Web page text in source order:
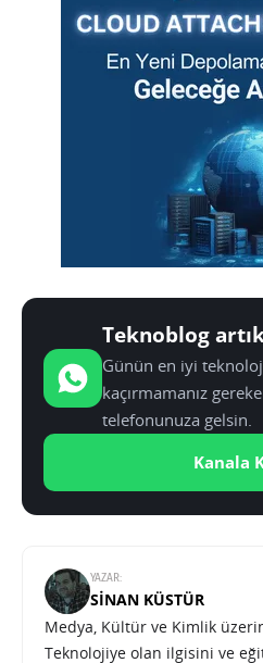
Teknoblog
Günün en iyi
kaçırmamanız
telefonunuza gelsin.
Kanala
YAZAR:
SINAN KÜSTÜR
Medya, Kültür ve Kimlik
Teknolojiye olan ilgisini ve